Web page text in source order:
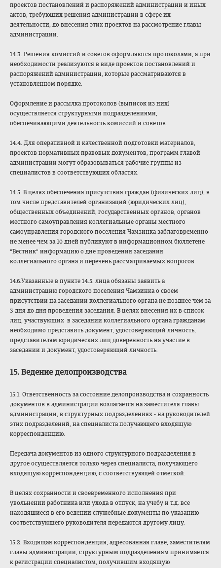
проектов постановлений и распоряжений администрации и иных
актов, требующих решения администрации в сфере их
деятельности, до внесения этих проектов на рассмотрение главы
администрации.
14.3. Решения комиссий и советов оформляются протоколами, а при
необходимости реализуются в виде проектов постановлений и
распоряжений администрации, которые рассматриваются в
установленном порядке.
Оформление и рассылка протоколов (выписок из них)
осуществляется структурными подразделениями,
обеспечивающими деятельность комиссий и советов.
14.4. Для оперативной и качественной подготовки материалов,
проектов нормативных правовых документов, программ главой
администрации могут образовываться рабочие группы из
специалистов в соответствующих областях.
14.5. В целях обеспечения присутствия граждан (физических лиц), в
том числе представителей организаций (юридических лиц),
общественных объединений, государственных органов, органов
местного самоуправления коллегиальные органы местного
самоуправления городского поселения Чамзинка заблаговременно
не менее чем за 10 дней публикуют в информационном бюллетене
"Вестник" информацию о дне проведения заседания
коллегиального органа и перечень рассматриваемых вопросов.
14.6.Указанные в пункте 14.5. лица обязаны заявить а
администрацию городского поселения Чамзинка о своем
присутствии на заседании коллегиального органа не позднее чем за
3 дня до дня проведения заседания. В целях внесения их в список
лиц, участвующих в заседании коллегиального органа гражданам
необходимо представить документ, удостоверяющий личность,
представителям юридических лиц доверенность на участие в
заседании и документ, удостоверяющий личность.
15. Ведение делопроизводства
15.1. Ответственность за состояние делопроизводства и сохранность
документов в администрации возлагается на заместителя главы
администрации, в структурных подразделениях - на руководителей
этих подразделений, на специалиста получающего входящую
корреспонденцию.
Передача документов из одного структурного подразделения в
другое осуществляется только через специалиста, получающего
входящую корреспонденцию, с соответствующей отметкой.
В целях сохранности и своевременного исполнения при
увольнении работника или ухода в отпуск, на учебу и т.д. все
находящиеся в его ведении служебные документы по указанию
соответствующего руководителя передаются другому лицу.
15.2. Входящая корреспонденция, адресованная главе, заместителям
главы администрации, структурным подразделениям принимается
к регистрации специалистом, получившим входящую